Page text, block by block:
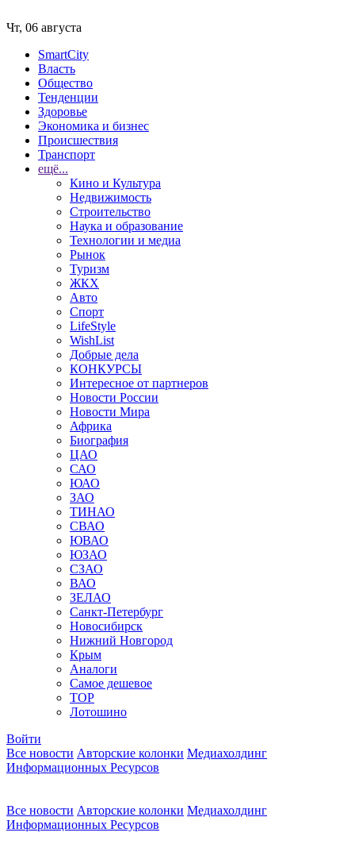
Чт, 06 августа
SmartCity
Власть
Общество
Тенденции
Здоровье
Экономика и бизнес
Происшествия
Транспорт
ещё...
Кино и Культура
Недвижимость
Строительство
Наука и образование
Технологии и медиа
Рынок
Туризм
ЖКХ
Авто
Спорт
LifeStyle
WishList
Добрые дела
КОНКУРСЫ
Интересное от партнеров
Новости России
Новости Мира
Африка
Биография
ЦАО
САО
ЮАО
ЗАО
ТИНАО
СВАО
ЮВАО
ЮЗАО
СЗАО
ВАО
ЗЕЛАО
Санкт-Петербург
Новосибирск
Нижний Новгород
Крым
Аналоги
Самое дешевое
TOP
Лотошино
Войти
Все новости Авторские колонки Медиахолдинг
Информационных Ресурсов
Все новости Авторские колонки Медиахолдинг
Информационных Ресурсов